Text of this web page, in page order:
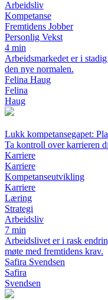
Arbeidsliv
Kompetanse
Fremtidens Jobber
Personlig Vekst
4 min
Arbeidsmarkedet er i
den nye normalen.
Felina Haug
Felina
Haug
Lukk kompetansegapet:
Ta kontroll over karrieren
Karriere
Karriere
Kompetanseutvikling
Karriere
Læring
Strategi
Arbeidsliv
7 min
Arbeidslivet er i rask
møte med fremtidens krav.
Safira Svendsen
Safira
Svendsen